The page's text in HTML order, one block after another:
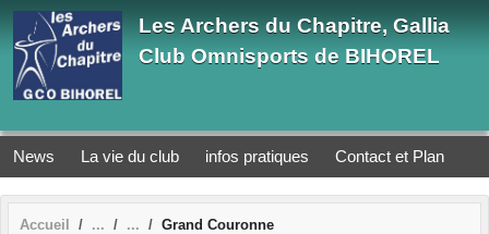
Les Archers du Chapitre, Gallia
Club Omnisports de BIHOREL
News La vie du club infos pratiques Contact et Plan
Accueil Grand Couronne
Panneau de gestion des cookies